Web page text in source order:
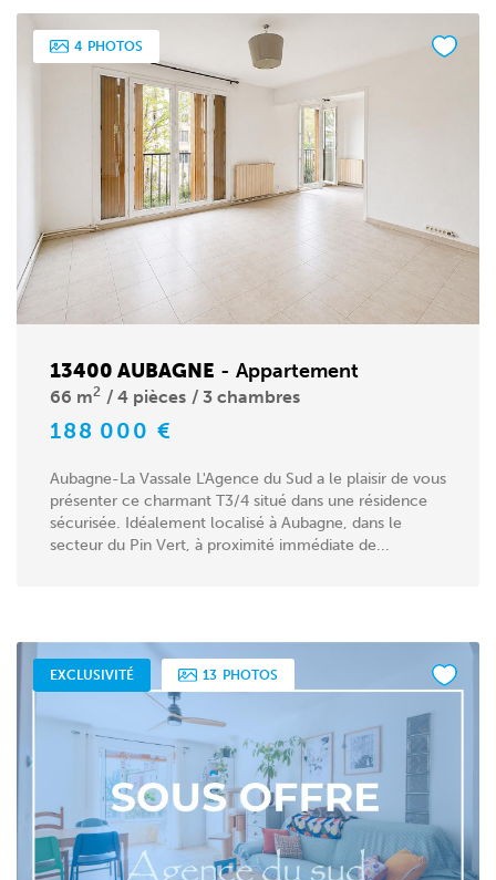
4 PHOTOS
13400 AUBAGNE - Appartement
66 m2 4 pièces 3 chambres
188 000 €
Aubagne-La Vassale L'Agence du Sud a le plaisir de vous
présenter ce charmant T3/4 situé dans une résidence
sécurisée. Idéalement localisé à Aubagne, dans le
secteur du Pin Vert, à proximité immédiate de...
EXCLUSIVITÉ 13 PHOTOS